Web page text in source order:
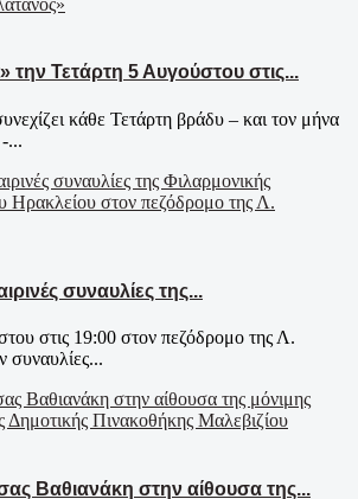
την Τετάρτη 5 Αυγούστου στις...
κάθε Τετάρτη βράδυ – και τον μήνα
...
συναυλίες της...
στις 19:00 στον πεζόδρομο της Λ.
συναυλίες...
Βαθιανάκη στην αίθουσα της...